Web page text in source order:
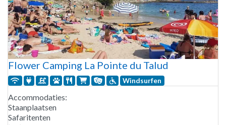
Flower Camping La Pointe du Talud
Windsurfen
Accommodaties:
Staanplaatsen
Safaritenten